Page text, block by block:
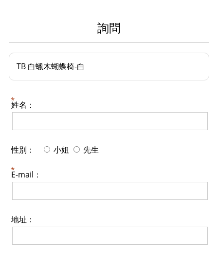
詢問
TB 白蠟木蝴蝶椅-白
姓名：
性別： 小姐 先生
E-mail：
地址：